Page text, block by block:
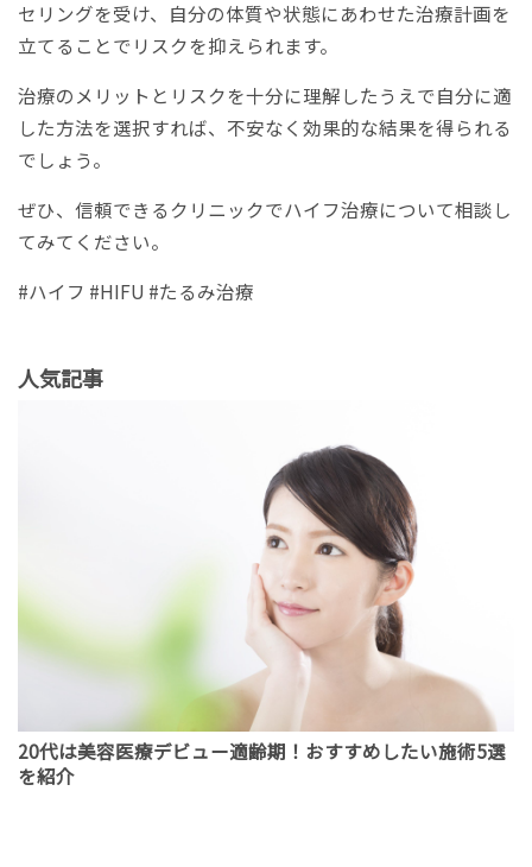
セリングを受け、自分の体質や状態にあわせた治療計画を
立てることでリスクを抑えられます。
治療のメリットとリスクを十分に理解したうえで自分に適
した方法を選択すれば、不安なく効果的な結果を得られる
でしょう。
ぜひ、信頼できるクリニックでハイフ治療について相談し
てみてください。
#ハイフ #HIFU #たるみ治療
人気記事
20代は美容医療デビュー適齢期！おすすめしたい施術5選
を紹介